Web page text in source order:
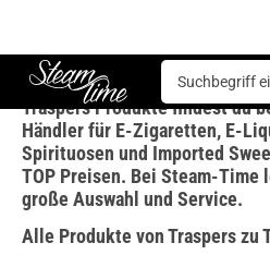
Steam time
Traspers
Traspers Produkte findest du
Händler für E-Zigaretten, E-
Spirituosen und Imported
TOP Preisen. Bei Steam-Time
große Auswahl und Service.
Alle Produkte von Traspers zu